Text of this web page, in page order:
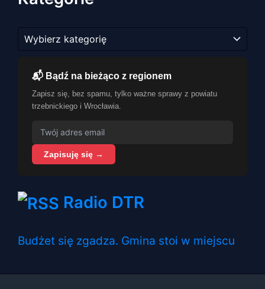
📬 Bądź na bieżąco z regionem
Zapisz się, bez spamu, tylko ważne sprawy z powiatu
trzebnickiego i Wrocławia.
Zapisuję się →
Radio DTR
Budżet się zgadza. Gmina stoi w miejscu